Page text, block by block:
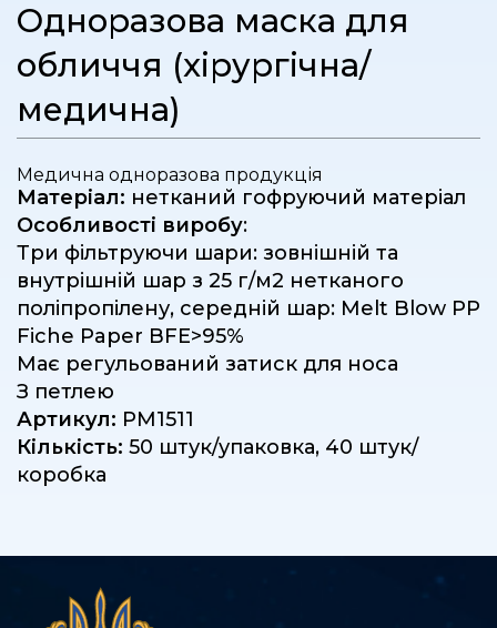
Одноразова маска для
обличчя (хірургічна/
медична)
Медична одноразова продукція
Матеріал: нетканий гофруючий матеріал
Особливості виробу:
Три фільтруючи шари: зовнішній та
внутрішній шар з 25 г/м2 нетканого
поліпропілену, середній шар: Melt Blow PP
Fiche Paper BFE>95%
Має регульований затиск для носа
З петлею
Артикул: РМ1511
Кількість: 50 штук/упаковка, 40 штук/
коробка